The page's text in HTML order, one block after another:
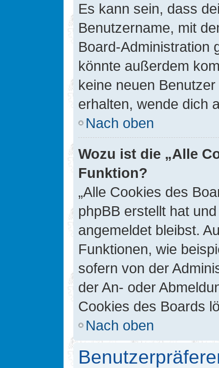
Es kann sein, dass
Benutzername, mit
Board-Administration
könnte außerdem
keine neuen
erhalten, wende dich
Nach oben
Wozu ist die „Alle
Funktion?
„Alle Cookies des
phpBB erstellt hat
angemeldet bleibst.
Funktionen, wie
sofern von der
der An- oder
Cookies des Boards
Nach oben